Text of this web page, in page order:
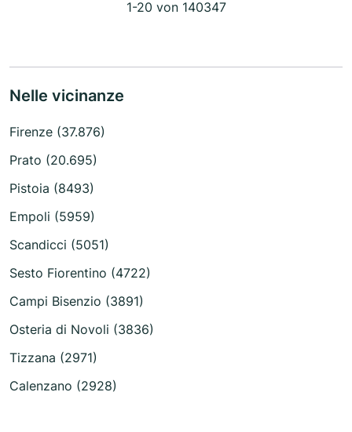
1-20 von 140347
Nelle vicinanze
Firenze (37.876)
Prato (20.695)
Pistoia (8493)
Empoli (5959)
Scandicci (5051)
Sesto Fiorentino (4722)
Campi Bisenzio (3891)
Osteria di Novoli (3836)
Tizzana (2971)
Calenzano (2928)